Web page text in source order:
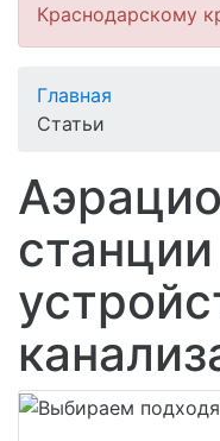
Краснодарскому
Главная
Статьи